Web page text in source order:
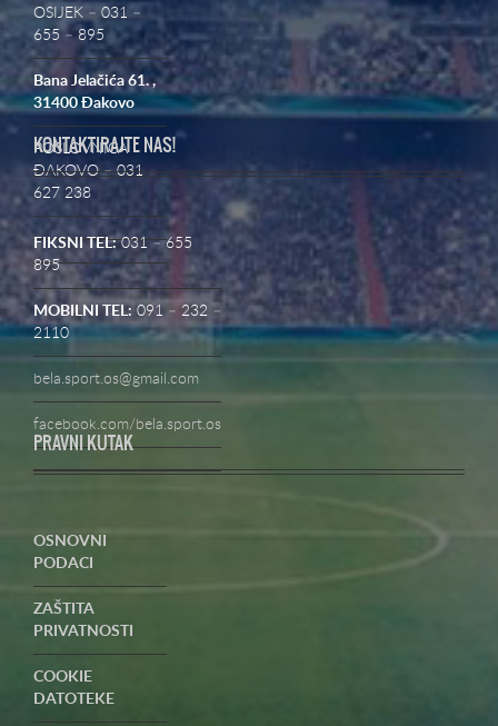
OSIJEK – 031 –
655 – 895
Bana Jelačića 61. ,
31400 Đakovo
POSLOVNICA
ĐAKOVO – 031
627 238
KONTAKTIRAJTE NAS!
FIKSNI TEL:031 – 655
895
MOBILNI TEL: 091 – 232 –
2110
bela.sport.os@gmail.com
facebook.com/bela.sport.os
PRAVNI KUTAK
OSNOVNI
PODACI
ZAŠTITA
PRIVATNOSTI
COOKIE
DATOTEKE